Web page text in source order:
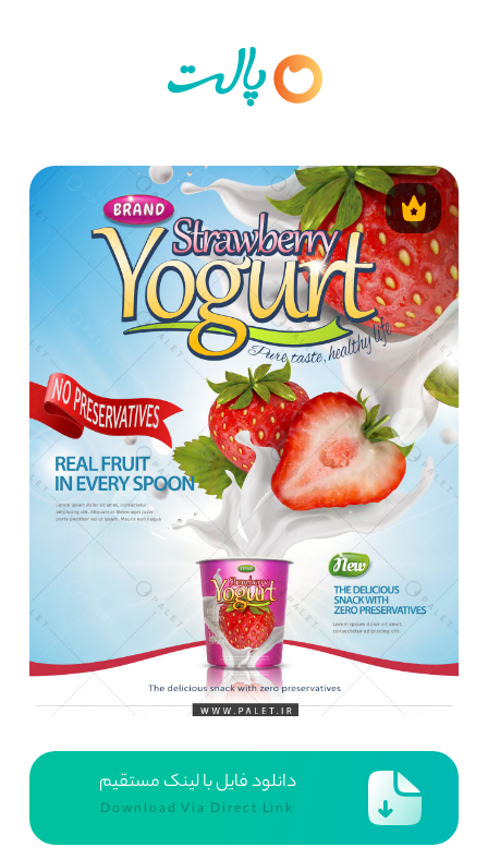
دانلود فایل با لینک مستقیم
Download Via Direct Link